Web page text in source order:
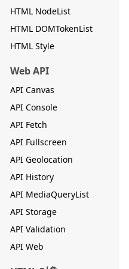
HTML NodeList
HTML DOMTokenList
HTML Style
Web API
API Canvas
API Console
API Fetch
API Fullscreen
API Geolocation
API History
API MediaQueryList
API Storage
API Validation
API Web